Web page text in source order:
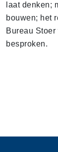
laat denken;
bouwen; het
Bureau Stoer
besproken.